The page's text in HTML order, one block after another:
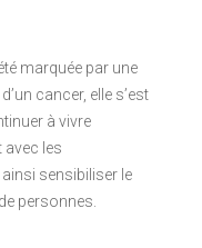
marquée par une
cancer, elle s’est
à vivre
avec les
sensibiliser le
personnes.